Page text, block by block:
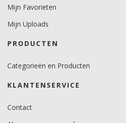
Mijn Favorieten
Mijn Uploads
PRODUCTEN
Categorieën en Producten
KLANTENSERVICE
Contact